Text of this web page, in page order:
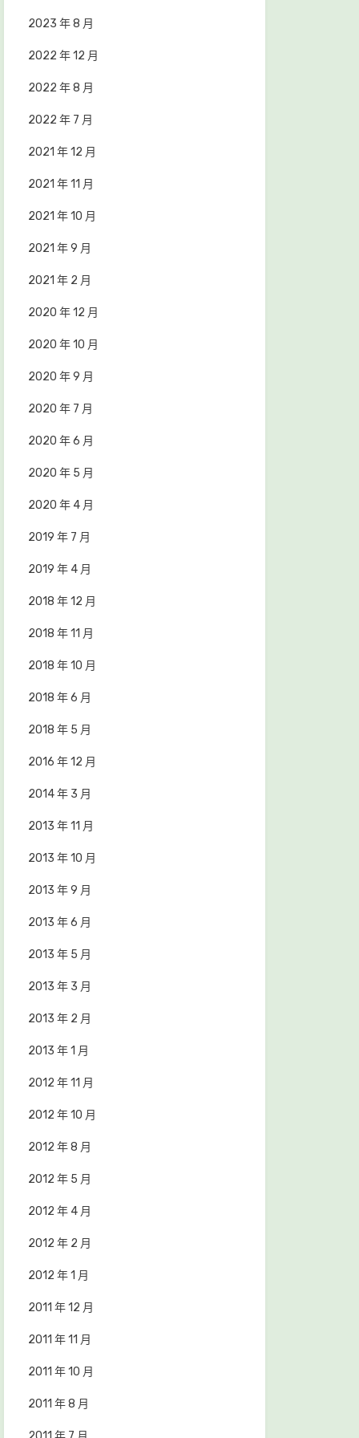
2023 年 8 月
2022 年 12 月
2022 年 8 月
2022 年 7 月
2021 年 12 月
2021 年 11 月
2021 年 10 月
2021 年 9 月
2021 年 2 月
2020 年 12 月
2020 年 10 月
2020 年 9 月
2020 年 7 月
2020 年 6 月
2020 年 5 月
2020 年 4 月
2019 年 7 月
2019 年 4 月
2018 年 12 月
2018 年 11 月
2018 年 10 月
2018 年 6 月
2018 年 5 月
2016 年 12 月
2014 年 3 月
2013 年 11 月
2013 年 10 月
2013 年 9 月
2013 年 6 月
2013 年 5 月
2013 年 3 月
2013 年 2 月
2013 年 1 月
2012 年 11 月
2012 年 10 月
2012 年 8 月
2012 年 5 月
2012 年 4 月
2012 年 2 月
2012 年 1 月
2011 年 12 月
2011 年 11 月
2011 年 10 月
2011 年 8 月